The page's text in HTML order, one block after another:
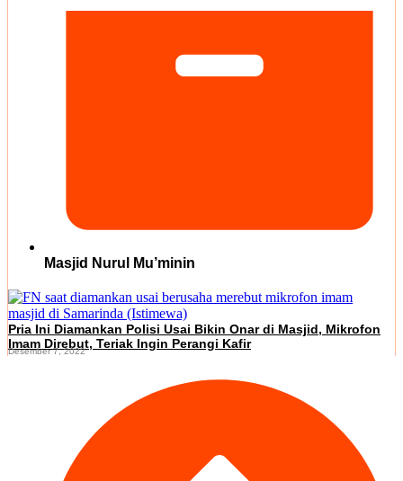
Masjid Nurul Mu’minin
Pria Ini Diamankan Polisi Usai Bikin Onar di Masjid, Mikrofon
Imam Direbut, Teriak Ingin Perangi Kafir
Desember 7, 2022